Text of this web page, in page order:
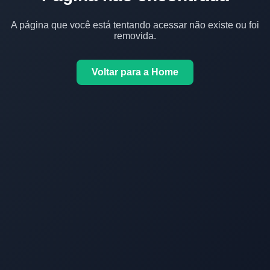
A página que você está tentando acessar não existe ou foi
removida.
Voltar para a Home